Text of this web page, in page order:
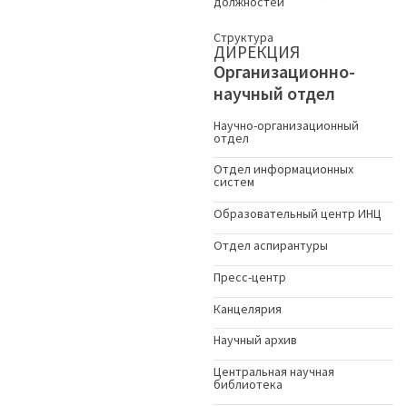
Структура
ДИРЕКЦИЯ
Организационно-
научный отдел
Научно-организационный
отдел
Отдел информационных
систем
Образовательный центр ИНЦ
Отдел аспирантуры
Пресс-центр
Канцелярия
Научный архив
Центральная научная
библиотека